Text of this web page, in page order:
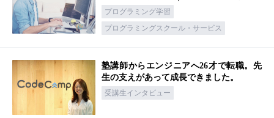
プログラミング学習
プログラミングスクール・サービス
塾講師からエンジニアへ26才で転職。先
生の支えがあって成長できました。
受講生インタビュー